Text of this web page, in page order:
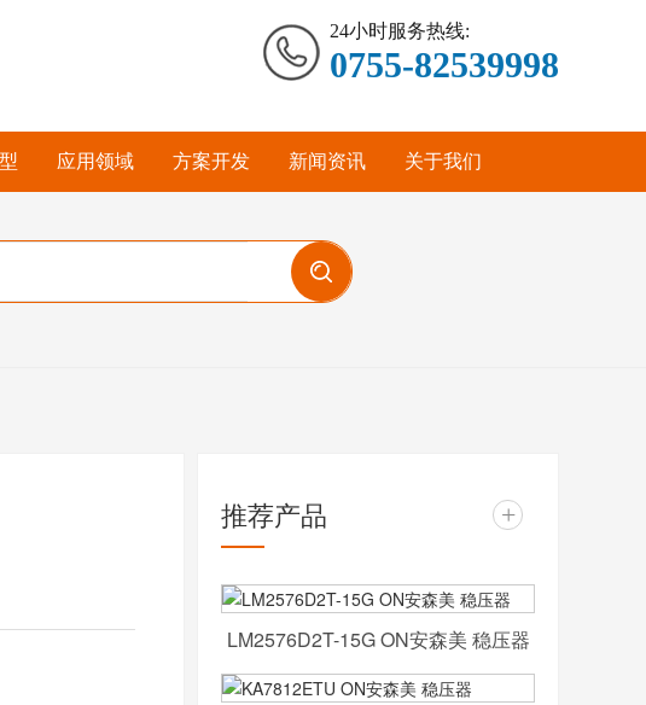
24小时服务热线:
0755-82539998
应用领域 方案开发 新闻资讯 关于我们
推荐产品 +
LM2576D2T-15G ON安森美 稳压器